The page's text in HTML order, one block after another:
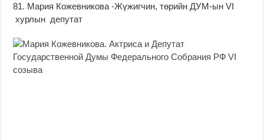
81. Мария Кожевникова -Жүжигчин, төрийн ДУМ-ын VI
хурлын депутат